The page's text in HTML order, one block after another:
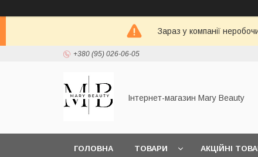
Зараз у компанії
+380 (95) 026-06-05
Інтернет-магазин Mary Beauty
ГОЛОВНА ТОВАРИ АКЦІЙНІ